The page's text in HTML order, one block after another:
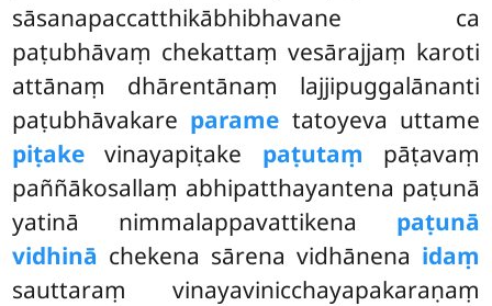
sāsanapaccatthikābhibhavane ca
paṭubhāvaṃ chekattaṃ vesārajjaṃ karoti
attānaṃ dhārentānaṃ lajjipuggalānanti
paṭubhāvakare parame tatoyeva uttame
piṭake vinayapiṭake paṭutaṃ pāṭavaṃ
paññākosallaṃ abhipatthayantena paṭunā
yatinā nimmalappavattikena paṭunā
vidhinā chekena sārena vidhānena idaṃ
sauttaraṃ vinayavinicchayapakaraṇaṃ